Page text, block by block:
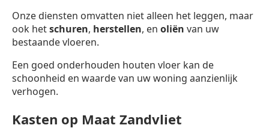
Onze diensten omvatten niet alleen het leggen, maar
ook hetschuren, herstellen, en oliën van uw
bestaande vloeren.
Een goed onderhouden houten vloer kan de
schoonheid en waarde van uw woning aanzienlijk
verhogen.
Kasten op Maat Zandvliet